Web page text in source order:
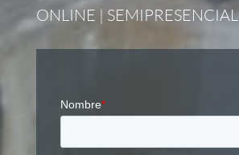
ONLINE | SEMIPRESENCIAL